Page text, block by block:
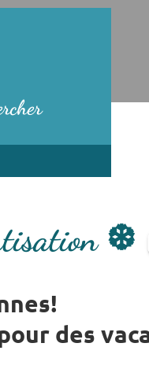
❆
des